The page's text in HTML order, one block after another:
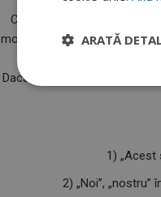
Confidențialitate, vă
modificări. Puteți avea
divulgă
Dacă aveți întrebări
1) „Acest
2) „Noi”,
ARATĂ